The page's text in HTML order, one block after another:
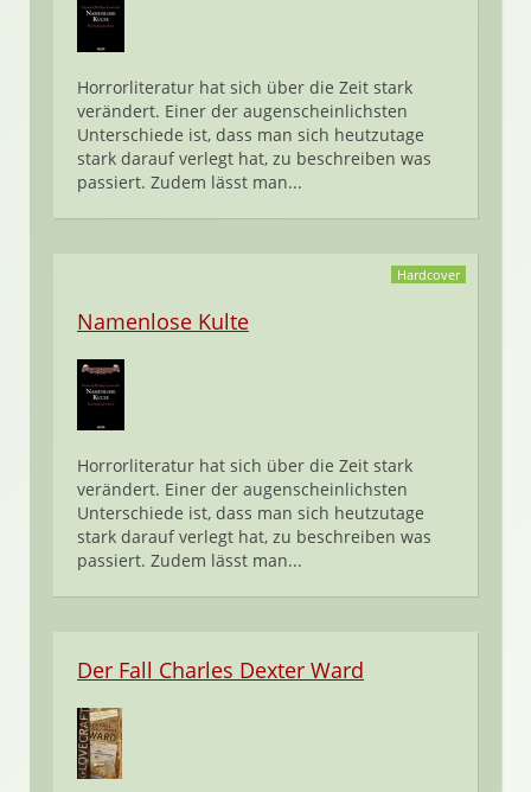
Horrorliteratur hat sich über die Zeit stark
verändert. Einer der augenscheinlichsten
Unterschiede ist, dass man sich heutzutage
stark darauf verlegt hat, zu beschreiben was
passiert. Zudem lässt man...
Hardcover
Namenlose Kulte
Horrorliteratur hat sich über die Zeit stark
verändert. Einer der augenscheinlichsten
Unterschiede ist, dass man sich heutzutage
stark darauf verlegt hat, zu beschreiben was
passiert. Zudem lässt man...
Der Fall Charles Dexter Ward